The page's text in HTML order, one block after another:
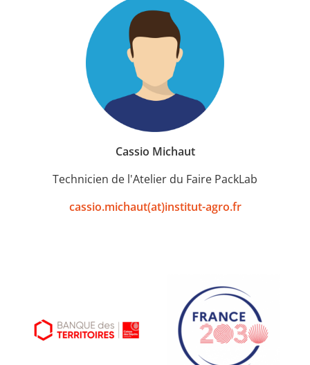
Cassio Michaut
Technicien de l'Atelier du Faire PackLab
cassio.michaut(at)institut-agro.fr